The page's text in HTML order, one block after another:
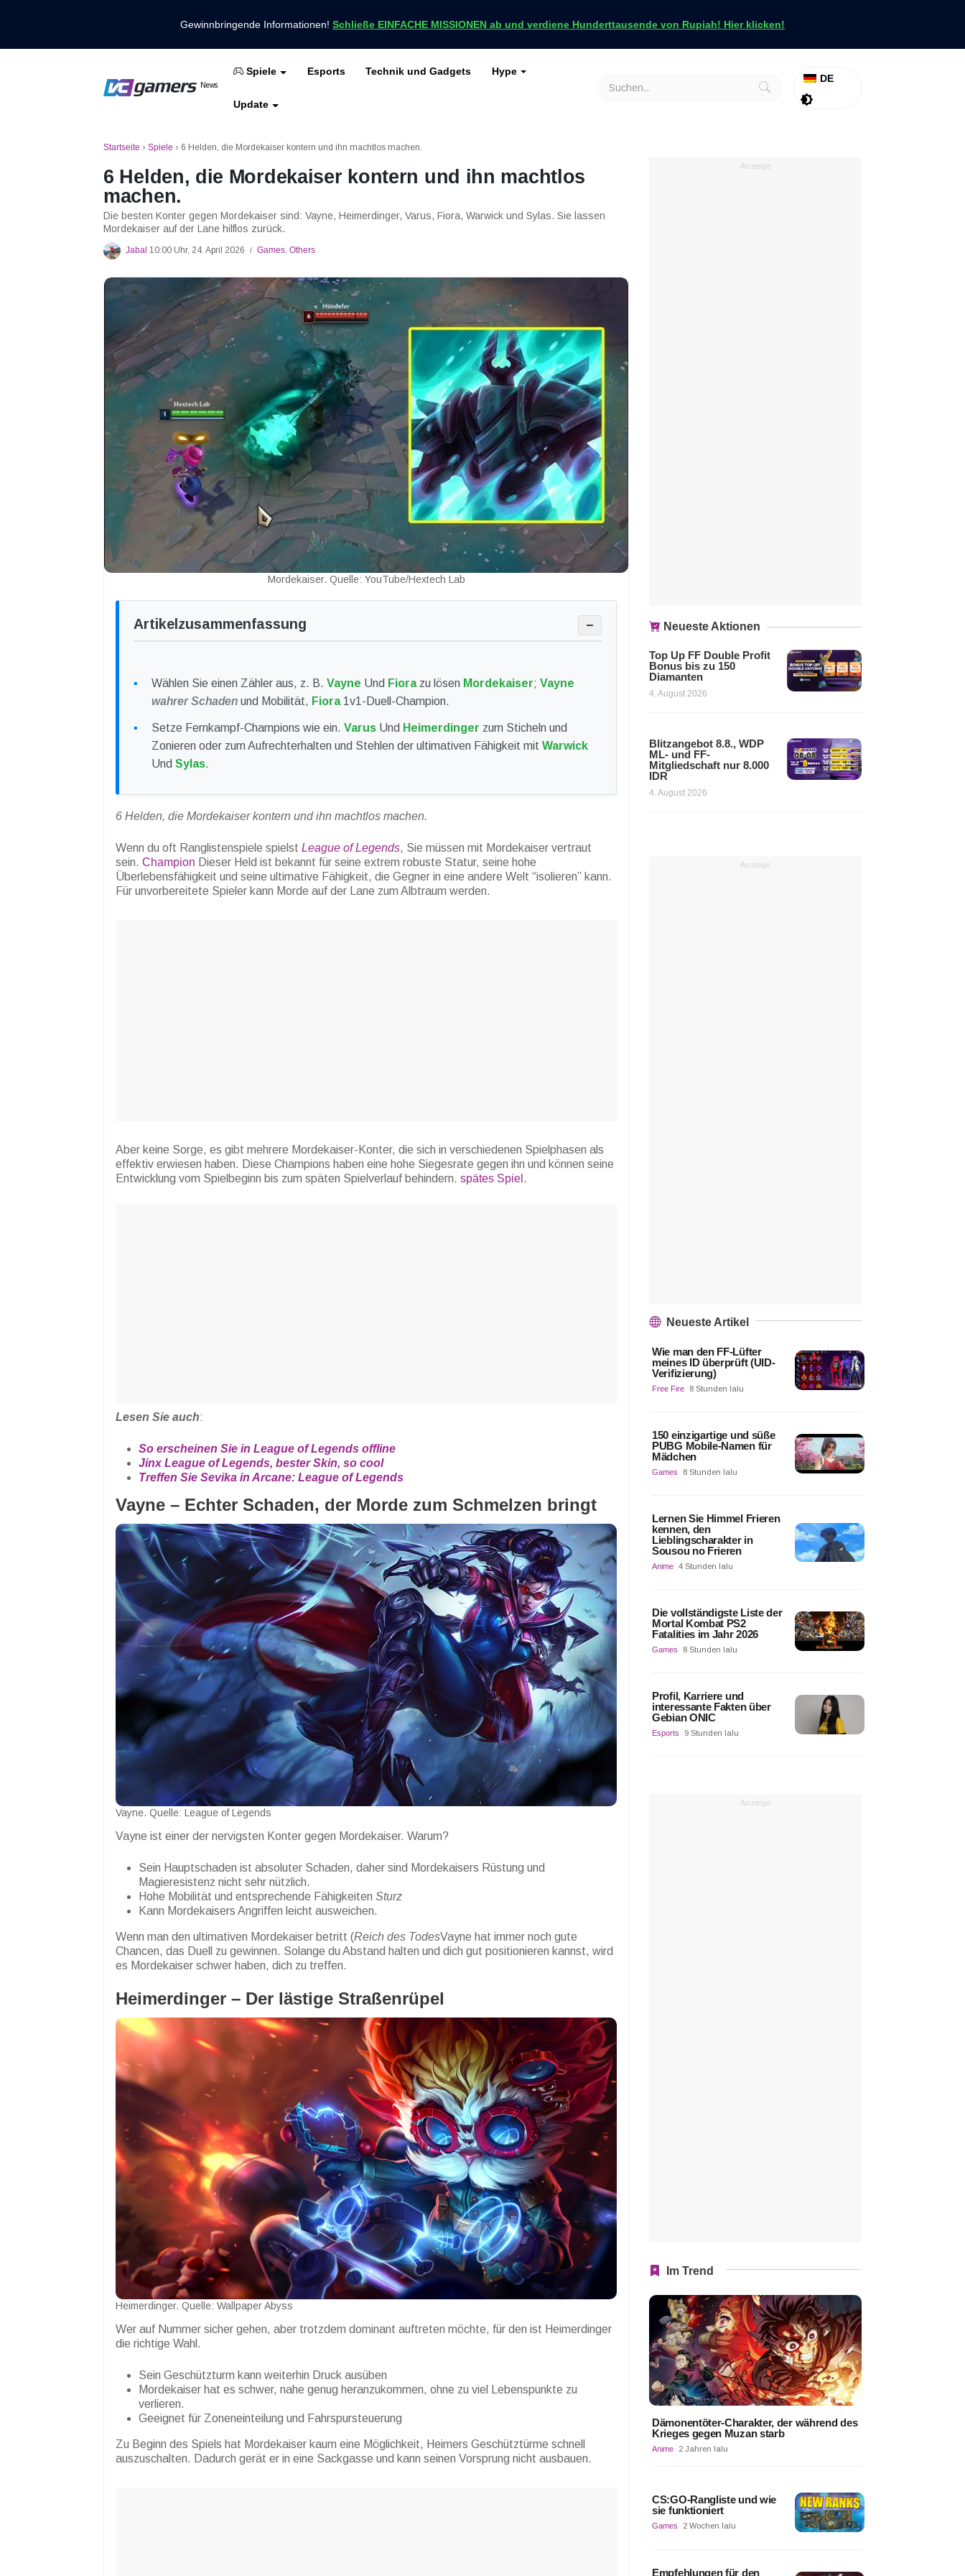
Gewinnbringende Informationen! Schließe EINFACHE MISSIONEN ab und verdiene Hunderttausende von Rupiah! Hier klicken!
VCGamers-Neuigkeiten
News
Holen Sie sich die neuesten Spielnachrichten nur bei VCGamers
Spiele Esports Technik und Gadgets Hype
Update
DE
Freies Feuer
Startseite › Spiele › 6 Helden, die Mordekaiser kontern und ihn machtlos machen.
6 Helden, die Mordekaiser kontern und ihn machtlos
machen.
Die besten Konter gegen Mordekaiser sind: Vayne, Heimerdinger, Varus, Fiora, Warwick und Sylas. Sie lassen
Mordekaiser auf der Lane hilflos zurück.
Jabal 10:00 Uhr, 24. April 2026 / Games, Others
Mordekaiser. Quelle: YouTube/Hextech Lab
Artikelzusammenfassung −
Wählen Sie einen Zähler aus, z. B. Vayne Und Fiorazu lösen Mordekaiser; Vayne
wahrer Schaden und Mobilität, Fiora1v1-Duell-Champion.
Setze Fernkampf-Champions wie ein. Varus Und Heimerdinger zum Sticheln und
Zonieren oder zum Aufrechterhalten und Stehlen der ultimativen Fähigkeit mit Warwick
Und Sylas.
6 Helden, die Mordekaiser kontern und ihn machtlos machen.
Wenn du oft Ranglistenspiele spielst League of Legends, Sie müssen mit Mordekaiser vertraut
sein. Champion Dieser Held ist bekannt für seine extrem robuste Statur, seine hohe
Überlebensfähigkeit und seine ultimative Fähigkeit, die Gegner in eine andere Welt “isolieren” kann.
Für unvorbereitete Spieler kann Morde auf der Lane zum Albtraum werden.
Aber keine Sorge, es gibt mehrere Mordekaiser-Konter, die sich in verschiedenen Spielphasen als
effektiv erwiesen haben. Diese Champions haben eine hohe Siegesrate gegen ihn und können seine
Entwicklung vom Spielbeginn bis zum späten Spielverlauf behindern. spätes Spiel .
Lesen Sie auch:
So erscheinen Sie in League of Legends offline
Jinx League of Legends, bester Skin, so cool
Treffen Sie Sevika in Arcane: League of Legends
Vayne – Echter Schaden, der Morde zum Schmelzen bringt
Vayne. Quelle: League of Legends
Vayne ist einer der nervigsten Konter gegen Mordekaiser. Warum?
Sein Hauptschaden ist absoluter Schaden, daher sind Mordekaisers Rüstung und
Magieresistenz nicht sehr nützlich.
Hohe Mobilität und entsprechende Fähigkeiten Sturz
Kann Mordekaisers Angriffen leicht ausweichen.
Wenn man den ultimativen Mordekaiser betritt (Reich des TodesVayne hat immer noch gute
Chancen, das Duell zu gewinnen. Solange du Abstand halten und dich gut positionieren kannst, wird
es Mordekaiser schwer haben, dich zu treffen.
Heimerdinger – Der lästige Straßenrüpel
Heimerdinger. Quelle: Wallpaper Abyss
Wer auf Nummer sicher gehen, aber trotzdem dominant auftreten möchte, für den ist Heimerdinger
die richtige Wahl.
Sein Geschützturm kann weiterhin Druck ausüben
Mordekaiser hat es schwer, nahe genug heranzukommen, ohne zu viel Lebenspunkte zu
verlieren.
Geeignet für Zoneneinteilung und Fahrspursteuerung
Zu Beginn des Spiels hat Mordekaiser kaum eine Möglichkeit, Heimers Geschütztürme schnell
auszuschalten. Dadurch gerät er in eine Sackgasse und kann seinen Vorsprung nicht ausbauen.
Anzeige
Neueste Aktionen
Top Up FF Double Profit
Bonus bis zu 150
Diamanten
4. August 2026
Blitzangebot 8.8., WDP
ML- und FF-
Mitgliedschaft nur 8.000
IDR
4. August 2026
Anzeige
Neueste Artikel
Wie man den FF-Lüfter
meines ID überprüft (UID-
Verifizierung)
Free Fire 8 Stunden lalu
150 einzigartige und süße
PUBG Mobile-Namen für
Mädchen
Games 8 Stunden lalu
Lernen Sie Himmel Frieren
kennen, den
Lieblingscharakter in
Sousou no Frieren
Anime 4 Stunden lalu
Die vollständigste Liste der
Mortal Kombat PS2
Fatalities im Jahr 2026
Games 8 Stunden lalu
Profil, Karriere und
interessante Fakten über
Gebian ONIC
Esports 9 Stunden lalu
Anzeige
Im Trend
Dämonentöter-Charakter, der während des
Krieges gegen Muzan starb
Anime 2 Jahren lalu
CS:GO-Rangliste und wie
sie funktioniert
Games 2 Wochen lalu
Empfehlungen für den